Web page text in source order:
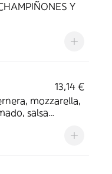
Y
13,14 €
mozzarella,
salsa